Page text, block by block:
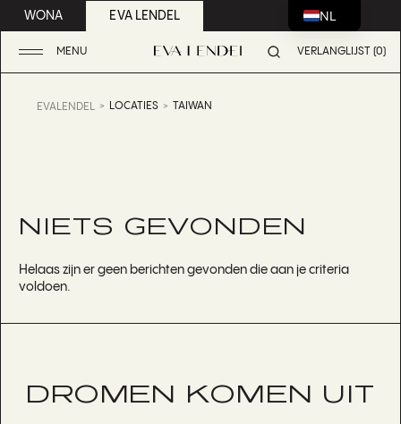
WONA EVA LENDEL
MENU VERLANGLIJST (0)
EVALENDEL LOCATIES TAIWAN
NIETS GEVONDEN
Helaas zijn er geen berichten gevonden die aan je criteria
voldoen.
DROMEN KOMEN UIT
NL